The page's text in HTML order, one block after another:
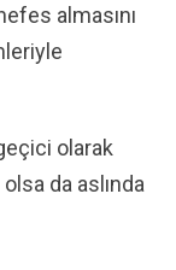
almasını
olarak
da aslında